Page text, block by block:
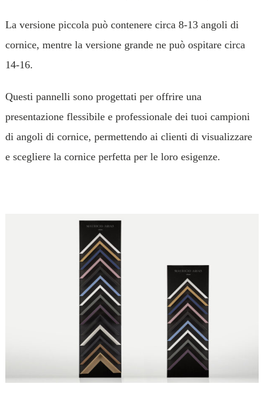
La versione piccola può contenere circa 8-13 angoli di
cornice, mentre la versione grande ne può ospitare circa
14-16.
Questi pannelli sono progettati per offrire una
presentazione flessibile e professionale dei tuoi campioni
di angoli di cornice, permettendo ai clienti di visualizzare
e scegliere la cornice perfetta per le loro esigenze.